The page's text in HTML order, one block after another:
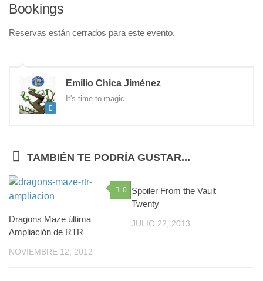
Bookings
Reservas están cerrados para este evento.
Emilio Chica Jiménez
It's time to magic
TAMBIÉN TE PODRÍA GUSTAR...
0
Dragons Maze última
Ampliación de RTR
NOVIEMBRE 12, 2012
Spoiler From the Vault
Twenty
JULIO 22, 2013